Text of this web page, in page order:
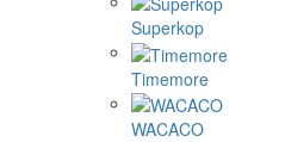
Superkop
Timemore
WACACO